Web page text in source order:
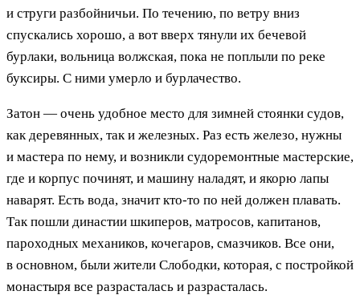
и струги разбойничьи. По течению, по ветру вниз
спускались хорошо, а вот вверх тянули их бечевой
бурлаки, вольница волжская, пока не поплыли по реке
буксиры. С ними умерло и бурлачество.
Затон — очень удобное место для зимней стоянки судов,
как деревянных, так и железных. Раз есть железо, нужны
и мастера по нему, и возникли судоремонтные мастерские,
где и корпус починят, и машину наладят, и якорю лапы
наварят. Есть вода, значит кто-то по ней должен плавать.
Так пошли династии шкиперов, матросов, капитанов,
пароходных механиков, кочегаров, смазчиков. Все они,
в основном, были жители Слободки, которая, с постройкой
монастыря все разрасталась и разрасталась.